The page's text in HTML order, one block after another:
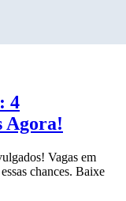
4
Agora!
Vagas em
chances. Baixe